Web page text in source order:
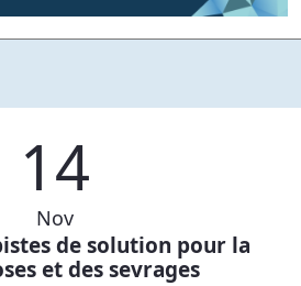
14
Nov
de solution pour la
et des sevrages